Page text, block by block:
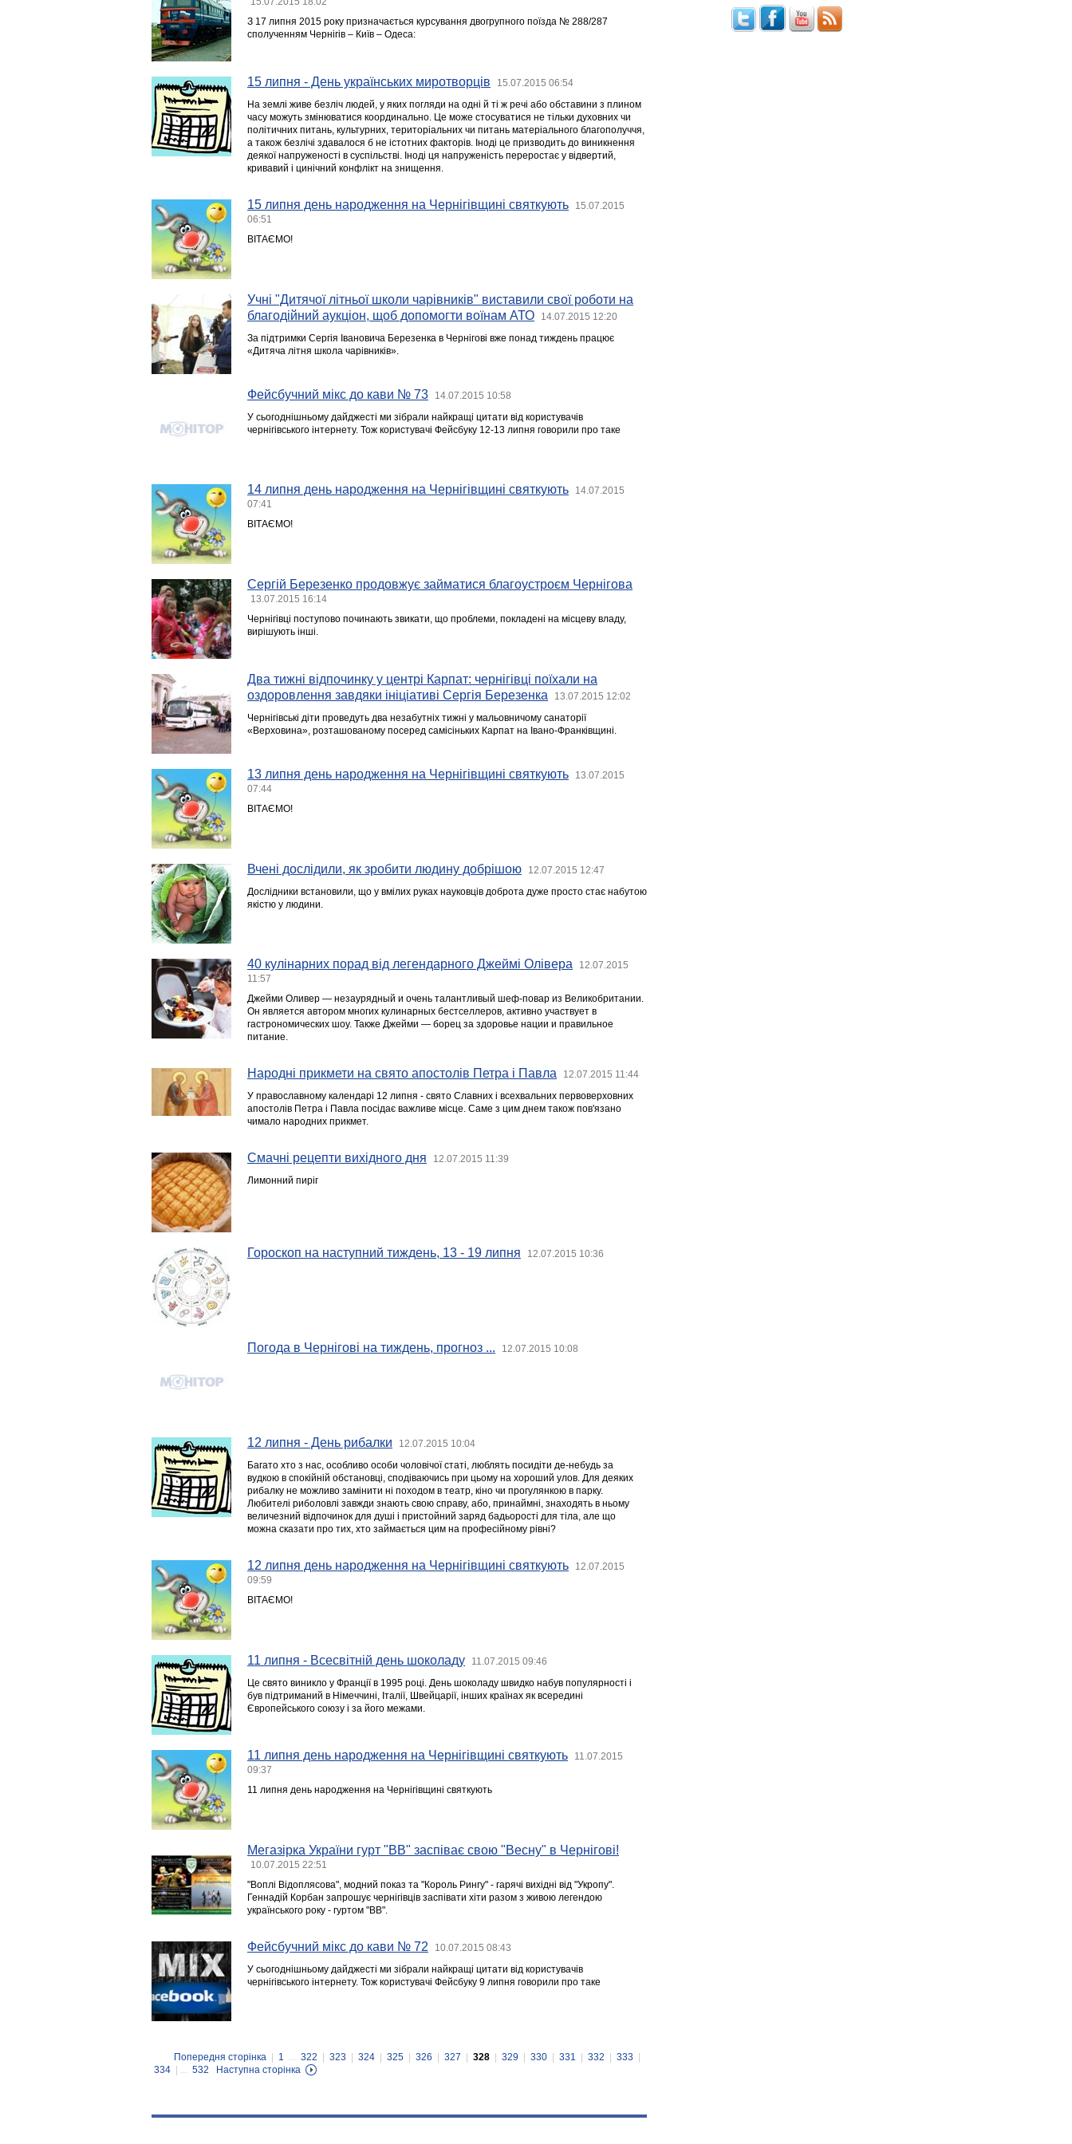
З 17 липня 2015 року призначається курсування двогрупного поїзда № 288/287
сполученням Чернігів – Київ – Одеса:
15 липня - День українських миротворців 15.07.2015 06:54
На землі живе безліч людей, у яких погляди на одні й ті ж речі або обставини з плином
часу можуть змінюватися координально. Це може стосуватися не тільки духовних чи
політичних питань, культурних, територіальних чи питань матеріального благополуччя,
а також безлічі здавалося б не істотних факторів. Іноді це призводить до виникнення
деякої напруженості в суспільстві. Іноді ця напруженість переростає у відвертий,
кривавий і цинічний конфлікт на знищення.
15 липня день народження на Чернігівщині святкують
15.07.2015
06:51
ВІТАЄМО!
Учні "Дитячої літньої школи чарівників" виставили свої роботи на
благодійний аукціон, щоб допомогти воїнам АТО
14.07.2015 12:20
За підтримки Сергія Івановича Березенка в Чернігові вже понад тиждень працює
«Дитяча літня школа чарівників».
Фейсбучний мікс до кави № 73 14.07.2015 10:58
У сьогоднішньому дайджесті ми зібрали найкращі цитати від користувачів
чернігівського інтернету. Тож користувачі Фейсбуку 12-13 липня говорили про таке
14 липня день народження на Чернігівщині святкують
14.07.2015
07:41
ВІТАЄМО!
Сергій Березенко продовжує займатися благоустроєм Чернігова
13.07.2015 16:14
Чернігівці поступово починають звикати, що проблеми, покладені на місцеву владу,
вирішують інші.
Два тижні відпочинку у центрі Карпат: чернігівці поїхали на
оздоровлення завдяки ініціативі Сергія Березенка
13.07.2015 12:02
Чернігівські діти проведуть два незабутніх тижні у мальовничому санаторії
«Верховина», розташованому посеред самісіньких Карпат на Івано-Франківщині.
13 липня день народження на Чернігівщині святкують
13.07.2015
07:44
ВІТАЄМО!
Вчені дослідили, як зробити людину добрішою 12.07.2015 12:47
Дослідники встановили, що у вмілих руках науковців доброта дуже просто стає набутою
якістю у людини.
40 кулінарних порад від легендарного Джеймі Олівера
12.07.2015
11:57
Джейми Оливер — незаурядный и очень талантливый шеф-повар из Великобритании.
Он является автором многих кулинарных бестселлеров, активно участвует в
гастрономических шоу. Также Джейми — борец за здоровье нации и правильное
питание.
Народні прикмети на свято апостолів Петра і Павла 12.07.2015 11:44
У православному календарі 12 липня - свято Славних і всехвальних первоверховних
апостолів Петра і Павла посідає важливе місце. Саме з цим днем також пов'язано
чимало народних прикмет.
Смачні рецепти вихідного дня 12.07.2015 11:39
Лимонний пиріг
Гороскоп на наступний тиждень, 13 - 19 липня 12.07.2015 10:36
Погода в Чернігові на тиждень, прогноз ... 12.07.2015 10:08
12 липня - День рибалки 12.07.2015 10:04
Багато хто з нас, особливо особи чоловічої статі, люблять посидіти де-небудь за
вудкою в спокійній обстановці, сподіваючись при цьому на хороший улов. Для деяких
рибалку не можливо замінити ні походом в театр, кіно чи прогулянкою в парку.
Любителі риболовлі завжди знають свою справу, або, принаймні, знаходять в ньому
величезний відпочинок для душі і пристойний заряд бадьорості для тіла, але що
можна сказати про тих, хто займається цим на професійному рівні?
12 липня день народження на Чернігівщині святкують
12.07.2015
09:59
ВІТАЄМО!
11 липня - Всесвітній день шоколаду 11.07.2015 09:46
Це свято виникло у Франції в 1995 році. День шоколаду швидко набув популярності і
був підтриманий в Німеччині, Італії, Швейцарії, інших країнах як всередині
Європейського союзу і за його межами.
11 липня день народження на Чернігівщині святкують
11.07.2015
09:37
11 липня день народження на Чернігівщині святкують
Мегазірка України гурт "ВВ" заспіває свою "Весну" в Чернігові!
10.07.2015 22:51
"Воплі Відоплясова", модний показ та "Король Рингу" - гарячі вихідні від "Укропу".
Геннадій Корбан запрошує чернігівців заспівати хіти разом з живою легендою
українського року - гуртом "ВВ".
Фейсбучний мікс до кави № 72 10.07.2015 08:43
У сьогоднішньому дайджесті ми зібрали найкращі цитати від користувачів
чернігівського інтернету. Тож користувачі Фейсбуку 9 липня говорили про таке
Попередня сторінка 1 ... 322 323 324 325 326 327 328 329 330 331 332 333
334
| ... 532 Наступна сторінка